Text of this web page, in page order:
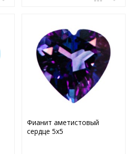
Фианит аметистовый
сердце 5х5